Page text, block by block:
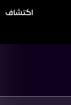
اكتشاف